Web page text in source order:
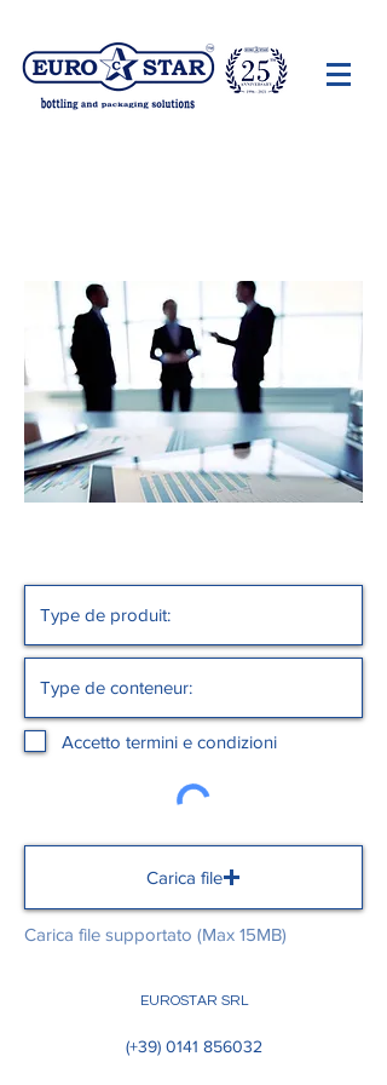
Accetto termini e condizioni
Carica file
Carica file supportato (Max 15MB)
EUROSTAR SRL
(+39) 0141 856032